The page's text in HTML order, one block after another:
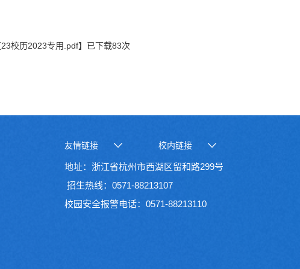
23校历2023专用.pdf】已下载83次
友情链接 校内链接
地址：浙江省杭州市西湖区留和路299号
招生热线：0571-88213107
校园安全报警电话：0571-88213110